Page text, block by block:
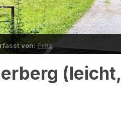
von:Fritz
(leicht,